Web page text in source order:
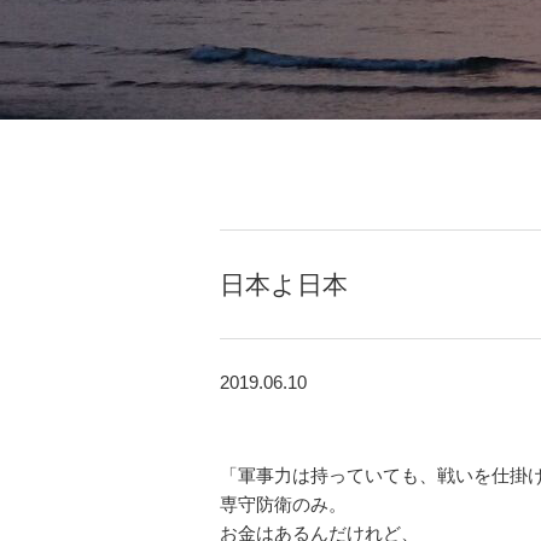
日本よ日本
2019.06.10
「軍事力は持っていても、戦いを仕掛
専守防衛のみ。
お金はあるんだけれど、